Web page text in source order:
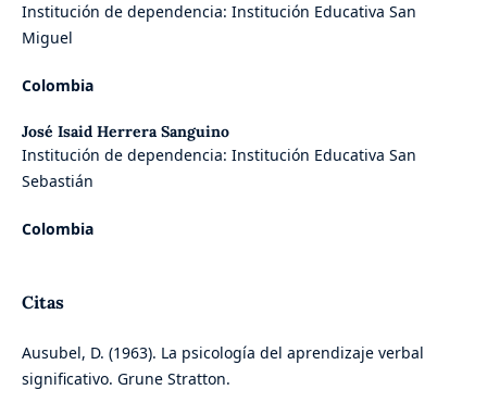
Institución de dependencia: Institución Educativa San
Miguel
Colombia
José Isaid Herrera Sanguino
Institución de dependencia: Institución Educativa San
Sebastián
Colombia
Citas
Ausubel, D. (1963). La psicología del aprendizaje verbal
significativo. Grune Stratton.